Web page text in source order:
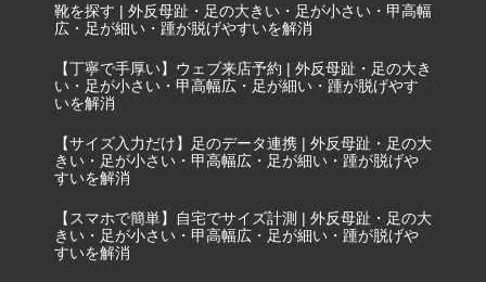
靴を探す | 外反母趾・足の大きい・足が小さい・甲高幅
広・足が細い・踵が脱げやすいを解消
【丁寧で手厚い】ウェブ来店予約 | 外反母趾・足の大き
い・足が小さい・甲高幅広・足が細い・踵が脱げやす
いを解消
【サイズ入力だけ】足のデータ連携 | 外反母趾・足の大
きい・足が小さい・甲高幅広・足が細い・踵が脱げや
すいを解消
【スマホで簡単】自宅でサイズ計測 | 外反母趾・足の大
きい・足が小さい・甲高幅広・足が細い・踵が脱げや
すいを解消